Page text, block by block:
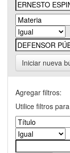
Iniciar nueva
Agregar filtros:
Utilice filtros